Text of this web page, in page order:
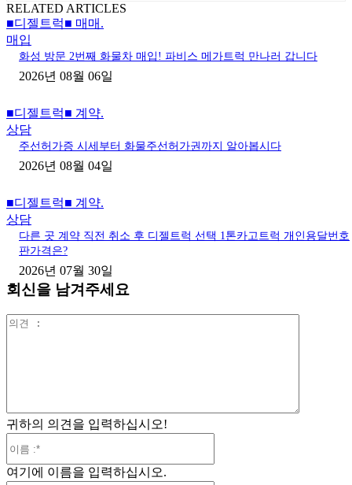
RELATED ARTICLES
■디젤트럭■ 매매.
매입
화성 방문 2번째 화물차 매입! 파비스 메가트럭 만나러 갑니다
2026년 08월 06일
■디젤트럭■ 계약.
상담
주선허가증 시세부터 화물주선허가권까지 알아봅시다
2026년 08월 04일
■디젤트럭■ 계약.
상담
다른 곳 계약 직전 취소 후 디젤트럭 선택 1톤카고트럭 개인용달번호
판가격은?
2026년 07월 30일
회신을 남겨주세요
귀하의 의견을 입력하십시오!
여기에 이름을 입력하십시오.